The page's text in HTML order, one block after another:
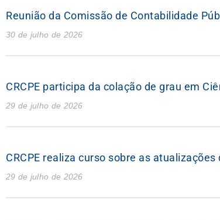
Reunião da Comissão de Contabilidade
30 de julho de 2026
CRCPE participa da colação de grau em
29 de julho de 2026
CRCPE realiza curso sobre as atualizações
29 de julho de 2026